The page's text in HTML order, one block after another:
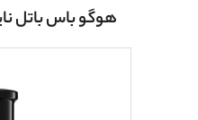
هوگو باس باتل